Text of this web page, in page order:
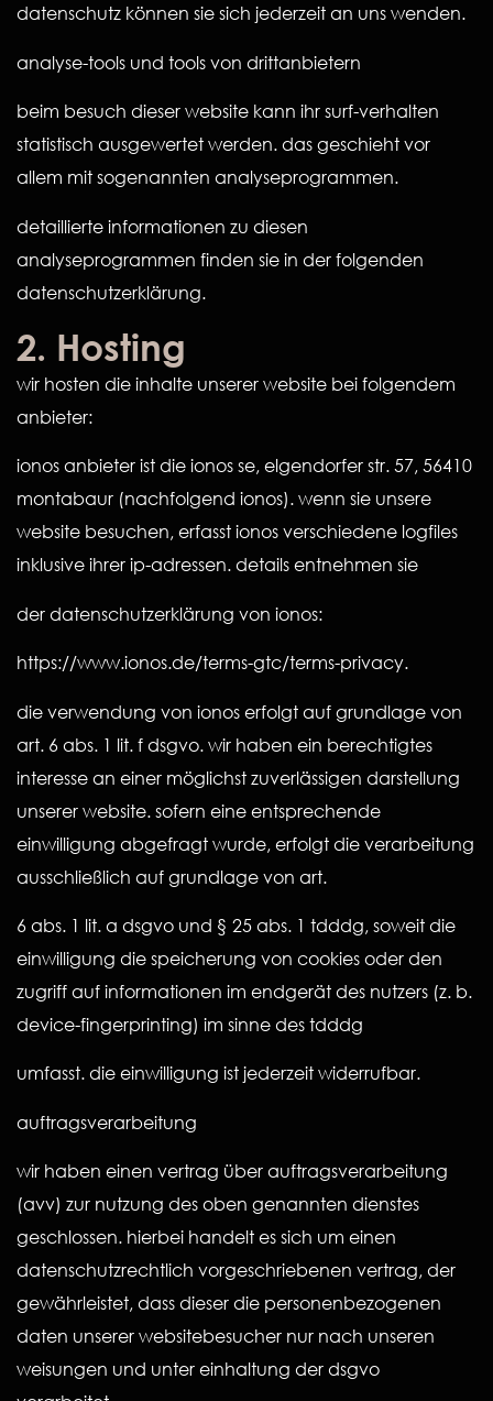
datenschutz können sie sich jederzeit an uns wenden.
analyse-tools und tools von drittanbietern
beim besuch dieser website kann ihr surf-verhalten
statistisch ausgewertet werden. das geschieht vor
allem mit sogenannten analyseprogrammen.
detaillierte informationen zu diesen
analyseprogrammen finden sie in der folgenden
datenschutzerklärung.
2. Hosting
wir hosten die inhalte unserer website bei folgendem
anbieter:
ionos anbieter ist die ionos se, elgendorfer str. 57, 56410
montabaur (nachfolgend ionos). wenn sie unsere
website besuchen, erfasst ionos verschiedene logfiles
inklusive ihrer ip-adressen. details entnehmen sie
der datenschutzerklärung von ionos:
https://www.ionos.de/terms-gtc/terms-privacy.
die verwendung von ionos erfolgt auf grundlage von
art. 6 abs. 1 lit. f dsgvo. wir haben ein berechtigtes
interesse an einer möglichst zuverlässigen darstellung
unserer website. sofern eine entsprechende
einwilligung abgefragt wurde, erfolgt die verarbeitung
ausschließlich auf grundlage von art.
6 abs. 1 lit. a dsgvo und § 25 abs. 1 tdddg, soweit die
einwilligung die speicherung von cookies oder den
zugriff auf informationen im endgerät des nutzers (z. b.
device-fingerprinting) im sinne des tdddg
umfasst. die einwilligung ist jederzeit widerrufbar.
auftragsverarbeitung
wir haben einen vertrag über auftragsverarbeitung
(avv) zur nutzung des oben genannten dienstes
geschlossen. hierbei handelt es sich um einen
datenschutzrechtlich vorgeschriebenen vertrag, der
gewährleistet, dass dieser die personenbezogenen
daten unserer websitebesucher nur nach unseren
weisungen und unter einhaltung der dsgvo